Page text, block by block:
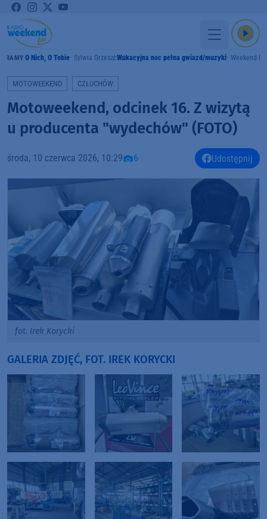
GRAMY O Nich, O Tobie Sylwia GrzeszczakWakacyjna noc pełna gwiazd/muzyki Weekend FM
MOTOWEEKEND CZŁUCHÓW
Motoweekend, odcinek 16. Z wizytą
u producenta "wydechów" (FOTO)
środa, 10 czerwca 2026, 10:29 6 Udostępnij
fot. Irek Korycki
GALERIA ZDJĘĆ, FOT. IREK KORYCKI